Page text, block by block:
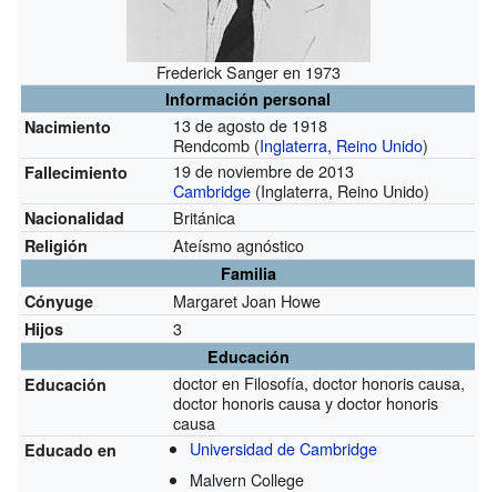
Frederick Sanger en 1973
Información personal
Nacimiento
13 de agosto de 1918
Rendcomb (Inglaterra, Reino Unido)
Fallecimiento
19 de noviembre de 2013
Cambridge (Inglaterra, Reino Unido)
Nacionalidad Británica
Religión Ateísmo agnóstico
Familia
Cónyuge
Margaret Joan Howe
Hijos 3
Educación
Educación
doctor en Filosofía, doctor honoris causa,
doctor honoris causa y doctor honoris
causa
Educado en
Universidad de Cambridge
Malvern College